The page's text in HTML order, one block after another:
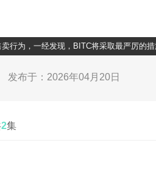
经发现，BITC将采取最严厉的措施进
发布于：2026年04月20日
2集